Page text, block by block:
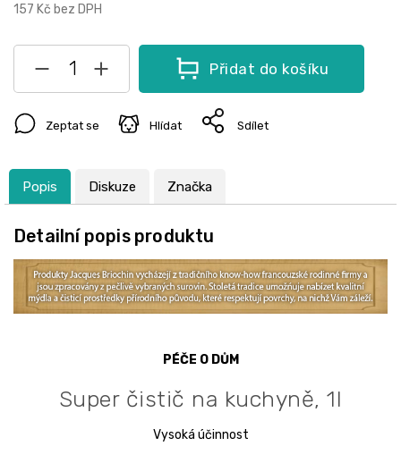
157 Kč bez DPH
Přidat do košíku
Zeptat se Hlídat Sdílet
Popis Diskuze Značka
Detailní popis produktu
PÉČE O DŮM
Super čistič na kuchyně, 1l
Vysoká účinnost